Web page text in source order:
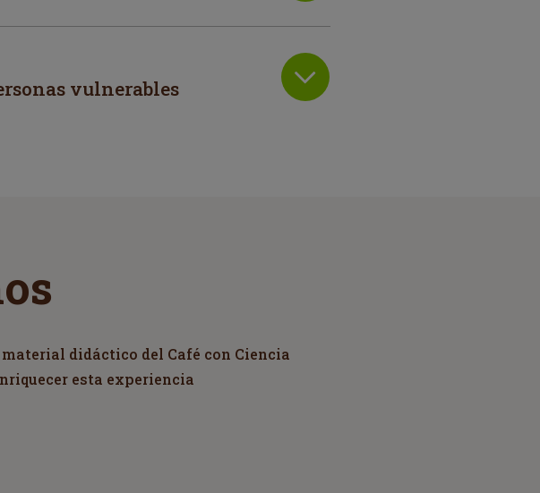
vulnerables
didáctico del Café con Ciencia
esta experiencia